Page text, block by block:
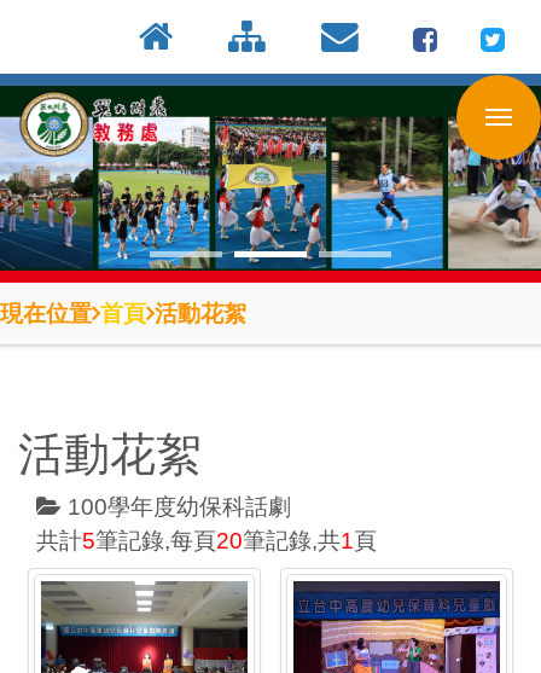
到
主
要
內
容
區
現在位置 首頁 活動花絮
活動花絮
100學年度幼保科話劇
共計5筆記錄,每頁20筆記錄,共1頁